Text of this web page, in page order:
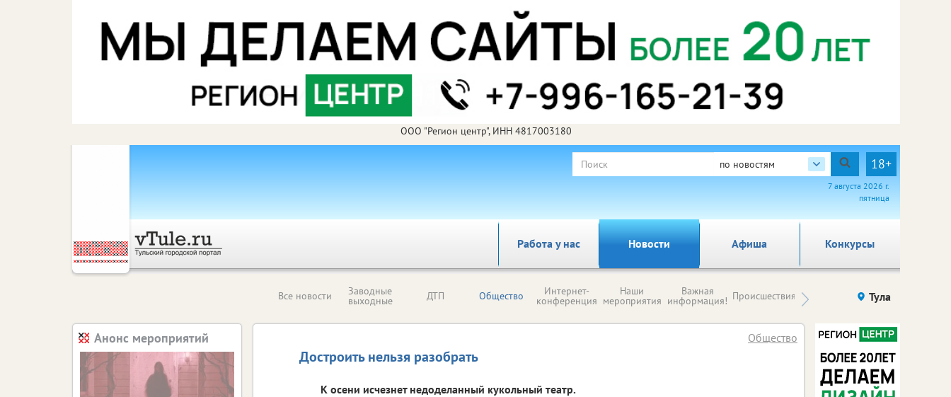
ООО "Регион центр", ИНН 4817003180
по новостям 18+
7 августа 2026 г.
пятница
Работа у нас Новости Афиша Конкурсы
Все новости Заводные
выходные ДТП Общество Интернет-
конференция
Наши
мероприятия
Важная
информация! Происшествия Здоровье компаний (на
Тула
Достроить нельзя разобрать
Общество
К осени исчезнет недоделанный кукольный театр.
Анонс мероприятий